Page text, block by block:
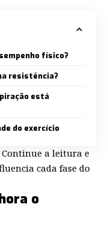
físico?
resistência?
está
do exercício
Continue a leitura e
cada fase do
o